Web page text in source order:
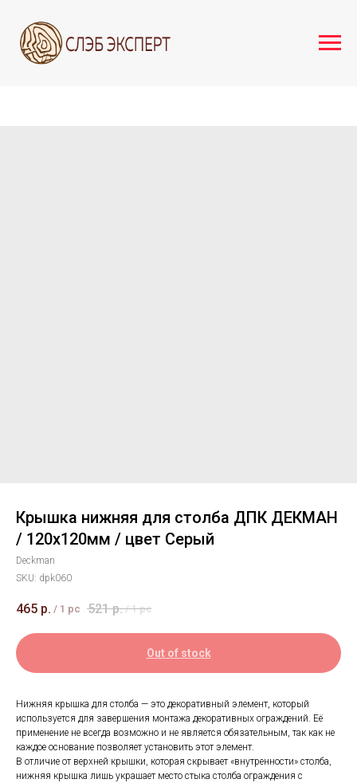
Крышка нижняя для столба ДПК ДЕКМАН
/ 120х120мм / цвет Серый
Deckman
SKU: dpk060
465 р. / 1 pc 521 р. / 1 pc
Out of stock
Нижняя крышка для столба — это декоративный элемент, который
используется для завершения монтажа декоративных ограждений. Её
применение не всегда возможно и не является обязательным, так как не
каждое основание позволяет установить этот элемент.
В отличие от верхней крышки, которая скрывает «внутренности» столба,
нижняя крышка лишь украшает место стыка столба ограждения с